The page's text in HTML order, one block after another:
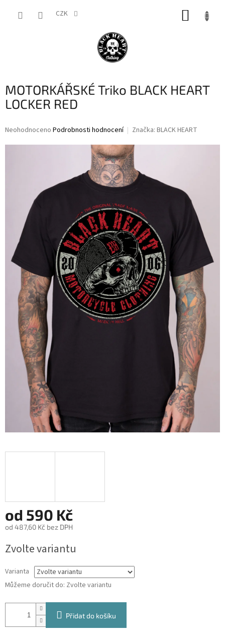
CZK
MOTORKÁŘSKÉ Triko BLACK HEART
LOCKER RED
Průměrné
hvězdiček.
Neohodnoceno Podrobnosti hodnocení Značka: BLACK HEART
od 590 Kč
od 487,60 Kč bez DPH
cena:
Zvolte variantu
Varianta
Můžeme doručit do: Zvolte variantu
Přidat do košíku